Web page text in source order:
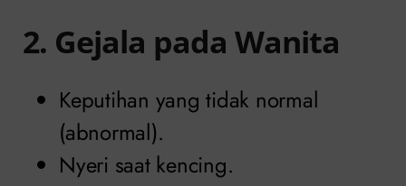
2. Gejala pada Wanita
Keputihan yang tidak normal
(abnormal).
Nyeri saat kencing.